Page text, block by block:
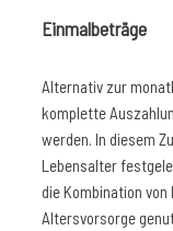
Einmalbeträge
Alternativ zur
komplette
werden. In diesem
Lebensalter
die Kombination
Altersvorsorge